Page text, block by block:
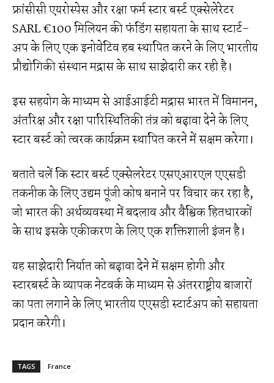
फ्रांसीसी एयरोस्पेस और रक्षा फर्म स्टार बर्स्ट एक्सेलेरेटर
SARL €100 मिलियन की फंडिंग सहायता के साथ स्टार्ट-
अप के लिए एक इनोवेटिव हब स्थापित करने के लिए भारतीय
प्रौद्योगिकी संस्थान मद्रास के साथ साझेदारी कर रही है।
इस सहयोग के माध्यम से आईआईटी मद्रास भारत में विमानन,
अंतरिक्ष और रक्षा पारिस्थितिकी तंत्र को बढ़ावा देने के लिए
स्टार बर्स्ट को त्वरक कार्यक्रम स्थापित करने में सक्षम करेगा।
बताते चलें कि स्टार बर्स्ट एक्सेलरेटर एसएआरएल एएसडी
तकनीक के लिए उद्यम पूंजी कोष बनाने पर विचार कर रहा है,
जो भारत की अर्थव्यवस्था में बदलाव और वैश्विक हितधारकों
के साथ इसके एकीकरण के लिए एक शक्तिशाली इंजन है।
यह साझेदारी निर्यात को बढ़ावा देने में सक्षम होगी और
स्टारबर्स्ट के व्यापक नेटवर्क के माध्यम से अंतरराष्ट्रीय बाजारों
का पता लगाने के लिए भारतीय एएसडी स्टार्टअप को सहायता
प्रदान करेगी।
TAGS France